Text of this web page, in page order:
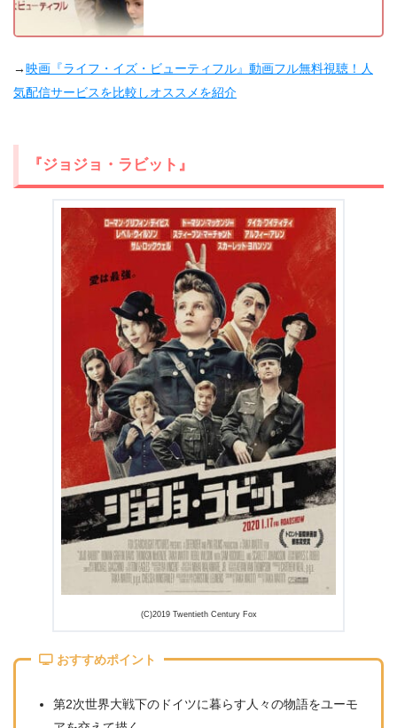
→映画『ライフ・イズ・ビューティフル』動画フル無料視聴！人
気配信サービスを比較しオススメを紹介
『ジョジョ・ラビット』
(C)2019 Twentieth Century Fox
おすすめポイント
第2次世界大戦下のドイツに暮らす人々の物語をユーモ